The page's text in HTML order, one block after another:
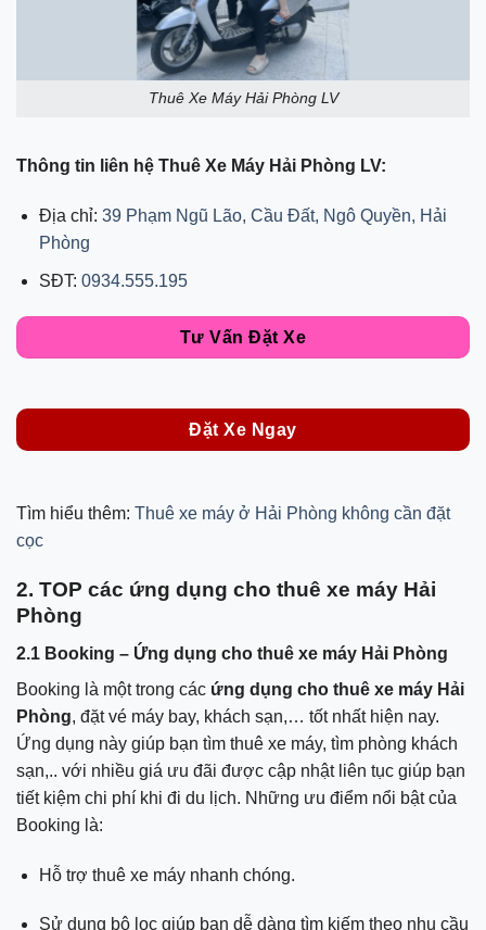
Thuê Xe Máy Hải Phòng LV
Thông tin liên hệ Thuê Xe Máy Hải Phòng LV:
Địa chỉ: 39 Phạm Ngũ Lão, Cầu Đất, Ngô Quyền, Hải
Phòng
SĐT: 0934.555.195
Tư Vấn Đặt Xe
Đặt Xe Ngay
Tìm hiểu thêm: Thuê xe máy ở Hải Phòng không cần đặt
cọc
2. TOP các ứng dụng cho thuê xe máy Hải
Phòng
2.1 Booking – Ứng dụng cho thuê xe máy Hải Phòng
Booking là một trong các ứng dụng cho thuê xe máy Hải
Phòng, đặt vé máy bay, khách sạn,… tốt nhất hiện nay.
Ứng dụng này giúp bạn tìm thuê xe máy, tìm phòng khách
sạn,.. với nhiều giá ưu đãi được cập nhật liên tục giúp bạn
tiết kiệm chi phí khi đi du lịch. Những ưu điểm nổi bật của
Booking là:
Hỗ trợ thuê xe máy nhanh chóng.
Sử dụng bộ lọc giúp bạn dễ dàng tìm kiếm theo nhu cầu